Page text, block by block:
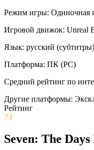
Режим игры: Одиночная
Игровой движок: Unreal
Язык: русский (субтитры)
Платформа: ПК (PC)
Средний рейтинг по
Другие платформы:
Рейтинг
73
Seven: The